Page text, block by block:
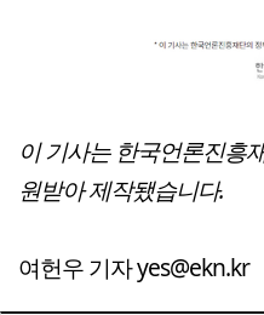
이 기사는 한국언론진흥
원받아 제작됐습니다.
여헌우 기자 yes@ekn.kr